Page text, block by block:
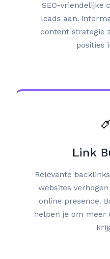
SEO-vriendelijke
leads aan.
content strategie
posities
Link
Relevante
websites
online presence.
helpen je om meer